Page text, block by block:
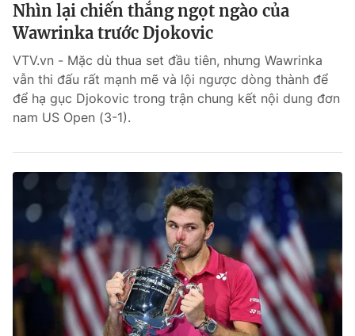
Nhìn lại chiến thắng ngọt ngào của
Wawrinka trước Djokovic
VTV.vn - Mặc dù thua set đầu tiên, nhưng Wawrinka
vẫn thi đấu rất mạnh mẽ và lội ngược dòng thành để
để hạ gục Djokovic trong trận chung kết nội dung đơn
nam US Open (3-1).